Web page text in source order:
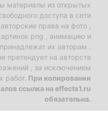
материалы из открытых
доступа в сети
права на фото ,
png , анимацию и
их авторам .
претендует на авторств
, за исключением
работ. При копировании
ссылка на effects1.ru
обязательна.